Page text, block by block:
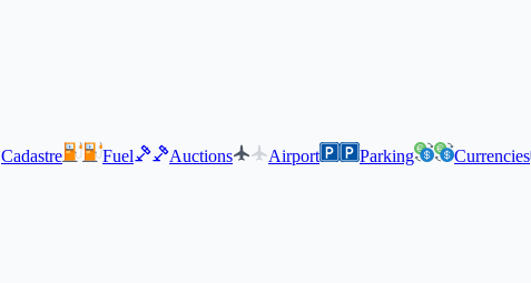
Cadastre Fuel Auctions Airport Parking Currencies